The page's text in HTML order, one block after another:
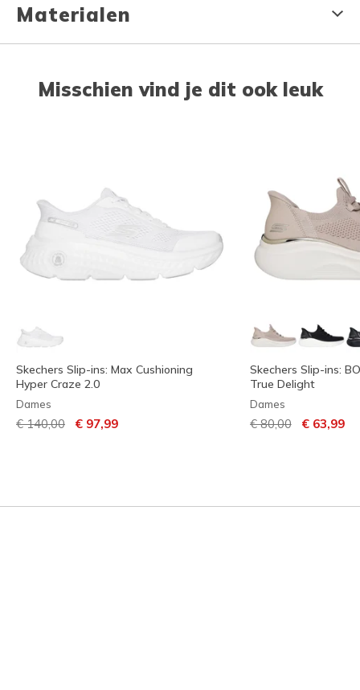
Materialen
Misschien vind je dit ook leuk
Skechers Slip-ins: Max Cushioning
Hyper Craze 2.0
Dames
Prijs verlaagd van
€ 140,00 naar
€ 97,99
Skechers Slip-ins:
True Delight
Dames
Prijs verlaagd van
€ 80,00naar
€ 63,99